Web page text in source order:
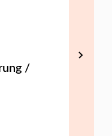
/